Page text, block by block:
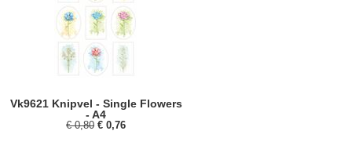
Vk9621 Knipvel - Single Flowers
- A4
€ 0,80 € 0,76